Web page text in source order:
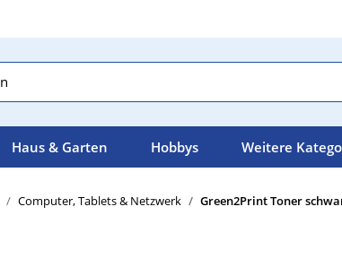
Haus & Garten Hobbys Weitere
Computer, Tablets & Netzwerk Green2Print Toner